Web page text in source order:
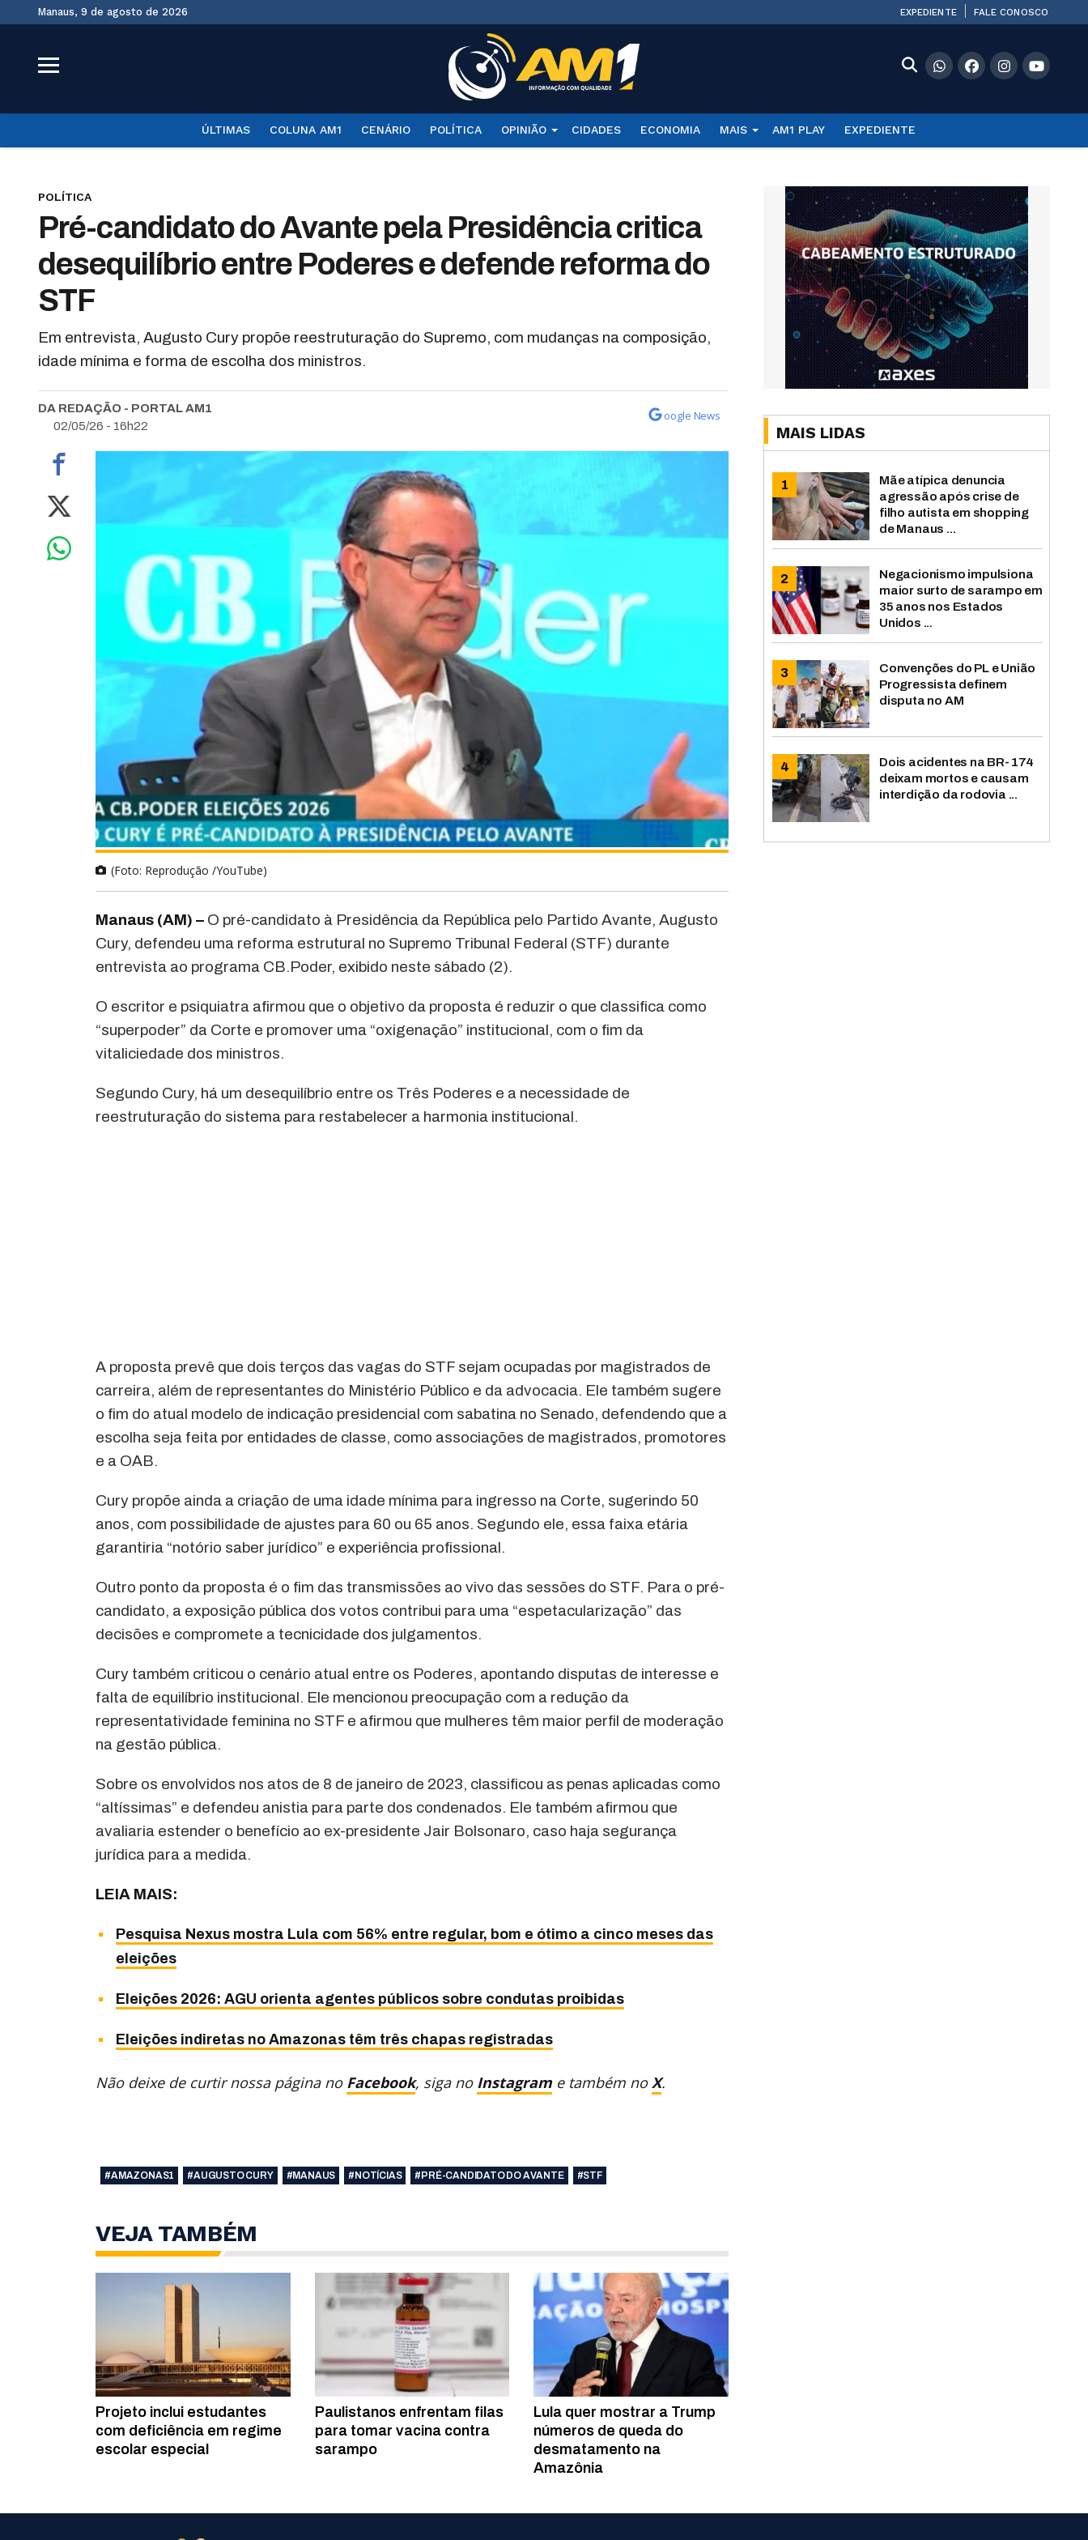
Manaus, 9 de agosto de 2026 EXPEDIENTE FALE CONOSCO
ÚLTIMAS COLUNA AM1 CENÁRIO POLÍTICA OPINIÃO CIDADES ECONOMIA MAIS AM1 PLAY EXPEDIENTE
POLÍTICA
Pré-candidato do Avante pela Presidência critica
desequilíbrio entre Poderes e defende reforma do
STF
Em entrevista, Augusto Cury propõe reestruturação do Supremo, com mudanças na composição,
idade mínima e forma de escolha dos ministros.
DA REDAÇÃO - PORTAL AM1
02/05/26 - 16h22
oogle News
(Foto: Reprodução /YouTube)
Manaus (AM) – O pré-candidato à Presidência da República pelo Partido Avante, Augusto
Cury, defendeu uma reforma estrutural no Supremo Tribunal Federal (STF) durante
entrevista ao programa CB.Poder, exibido neste sábado (2).
O escritor e psiquiatra afirmou que o objetivo da proposta é reduzir o que classifica como
“superpoder” da Corte e promover uma “oxigenação” institucional, com o fim da
vitaliciedade dos ministros.
Segundo Cury, há um desequilíbrio entre os Três Poderes e a necessidade de
reestruturação do sistema para restabelecer a harmonia institucional.
A proposta prevê que dois terços das vagas do STF sejam ocupadas por magistrados de
carreira, além de representantes do Ministério Público e da advocacia. Ele também sugere
o fim do atual modelo de indicação presidencial com sabatina no Senado, defendendo que a
escolha seja feita por entidades de classe, como associações de magistrados, promotores
e a OAB.
Cury propõe ainda a criação de uma idade mínima para ingresso na Corte, sugerindo 50
anos, com possibilidade de ajustes para 60 ou 65 anos. Segundo ele, essa faixa etária
garantiria “notório saber jurídico” e experiência profissional.
Outro ponto da proposta é o fim das transmissões ao vivo das sessões do STF. Para o pré-
candidato, a exposição pública dos votos contribui para uma “espetacularização” das
decisões e compromete a tecnicidade dos julgamentos.
Cury também criticou o cenário atual entre os Poderes, apontando disputas de interesse e
falta de equilíbrio institucional. Ele mencionou preocupação com a redução da
representatividade feminina no STF e afirmou que mulheres têm maior perfil de moderação
na gestão pública.
Sobre os envolvidos nos atos de 8 de janeiro de 2023, classificou as penas aplicadas como
“altíssimas” e defendeu anistia para parte dos condenados. Ele também afirmou que
avaliaria estender o benefício ao ex-presidente Jair Bolsonaro, caso haja segurança
jurídica para a medida.
LEIA MAIS:
Pesquisa Nexus mostra Lula com 56% entre regular, bom e ótimo a cinco meses das
eleições
Eleições 2026: AGU orienta agentes públicos sobre condutas proibidas
Eleições indiretas no Amazonas têm três chapas registradas
Não deixe de curtir nossa página no Facebook, siga no Instagram e também no X.
#AMAZONAS1 #AUGUSTO CURY #MANAUS #NOTÍCIAS #PRÉ-CANDIDATO DO AVANTE #STF
VEJA TAMBÉM
Projeto inclui estudantes
com deficiência em regime
escolar especial
Paulistanos enfrentam filas
para tomar vacina contra
sarampo
Lula quer mostrar a Trump
números de queda do
desmatamento na
Amazônia
MAIS LIDAS
Mãe atípica denuncia
agressão após crise de
filho autista em shopping
de Manaus ...
Negacionismo impulsiona
maior surto de sarampo em
35 anos nos Estados
Unidos ...
Convenções do PL e União
Progressista definem
disputa no AM
Dois acidentes na BR-174
deixam mortos e causam
interdição da rodovia ...